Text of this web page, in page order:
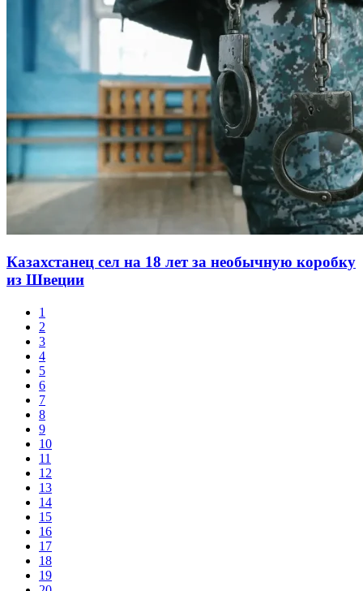
Казахстанец сел на 18 лет за необычную коробку
из Швеции
1
2
3
4
5
6
7
8
9
10
11
12
13
14
15
16
17
18
19